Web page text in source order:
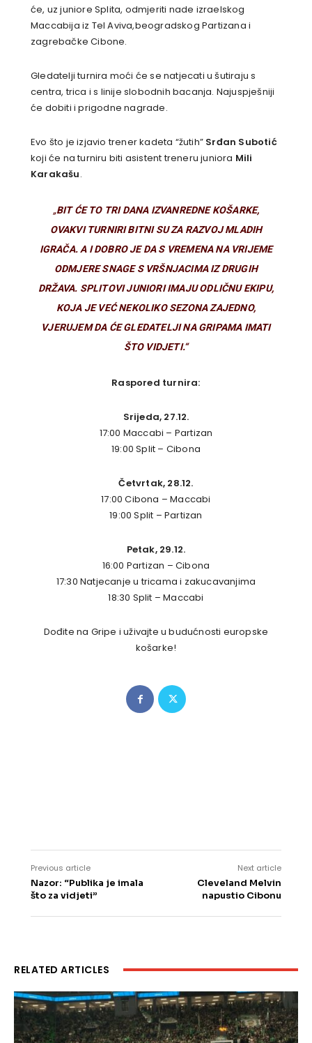
će, uz juniore Splita, odmjeriti nade izraelskog
Maccabija iz Tel Aviva,beogradskog Partizana i
zagrebačke Cibone.
Gledatelji turnira moći će se natjecati u šutiraju s
centra, trica i s linije slobodnih bacanja. Najuspješniji
će dobiti i prigodne nagrade.
Evo što je izjavio trener kadeta “žutih” Srđan Subotić
koji će na turniru biti asistent treneru juniora Mili
Karakašu.
„BIT ĆE TO TRI DANA IZVANREDNE KOŠARKE,
OVAKVI TURNIRI BITNI SU ZA RAZVOJ MLADIH
IGRAČA. A I DOBRO JE DA S VREMENA NA VRIJEME
ODMJERE SNAGE S VRŠNJACIMA IZ DRUGIH
DRŽAVA. SPLITOVI JUNIORI IMAJU ODLIČNU EKIPU,
KOJA JE VEĆ NEKOLIKO SEZONA ZAJEDNO,
VJERUJEM DA ĆE GLEDATELJI NA GRIPAMA IMATI
ŠTO VIDJETI.“
Raspored turnira:
Srijeda, 27.12.
17:00 Maccabi – Partizan
19:00 Split – Cibona
Četvrtak, 28.12.
17:00 Cibona – Maccabi
19:00 Split – Partizan
Petak, 29.12.
16:00 Partizan – Cibona
17:30 Natjecanje u tricama i zakucavanjima
18:30 Split – Maccabi
Dođite na Gripe i uživajte u budućnosti europske
košarke!
Previous article
Nazor: “Publika je imala
što za vidjeti”
Next article
Cleveland Melvin
napustio Cibonu
RELATED ARTICLES